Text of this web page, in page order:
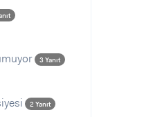
3 Yanıt
2 Yanıt